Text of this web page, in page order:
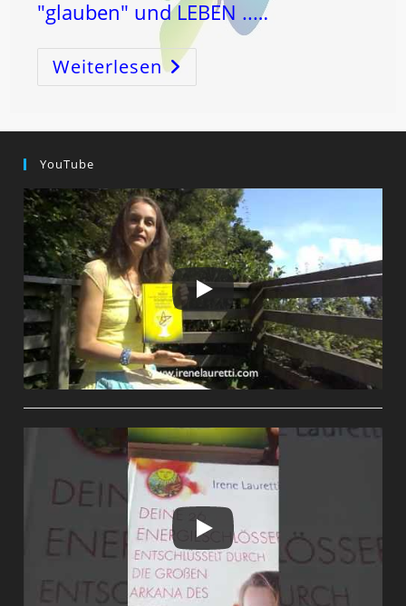
"glauben" und LEBEN ..…
Weiterlesen1
–
Der
YouTube